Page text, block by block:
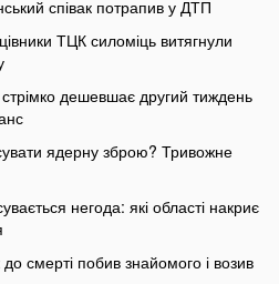
співак потрапив у ДТП
ТЦК силоміць витягнули
дешевшає другий тиждень
ядерну зброю? Тривожне
негода: які області накриє
смерті побив знайомого і возив